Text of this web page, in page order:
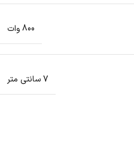
800 وات
7 سانتی متر